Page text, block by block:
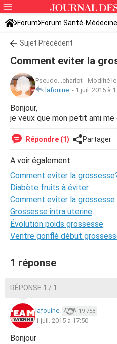
Forum Forum Santé-Médecine
Sujet Précédent
Comment eviter la
Pseudo...charlot - Modifié le
lafouine. - 1 juil. 2015 à
Bonjour,
je veux que mon petit ami me
Répondre (1) Partager
A voir également:
Comment eviter la
Diabète fruits à éviter
Comment eviter la grossesse
Grossesse intra uterine
Évolution poids grossesse
Ventre gonflé début
1 réponse
RÉPONSE 1 / 1
lafouine. 19 758
1 juil. 2015 à 17:50
Bonjour